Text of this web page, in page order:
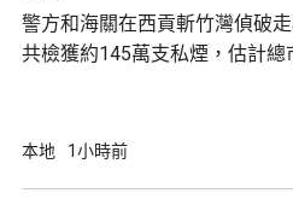
警方和海關在西貢斬竹灣偵破走
共檢獲約145萬支私煙，估計總
有亮起航行燈的快艇，數名男子
本地 1小時前